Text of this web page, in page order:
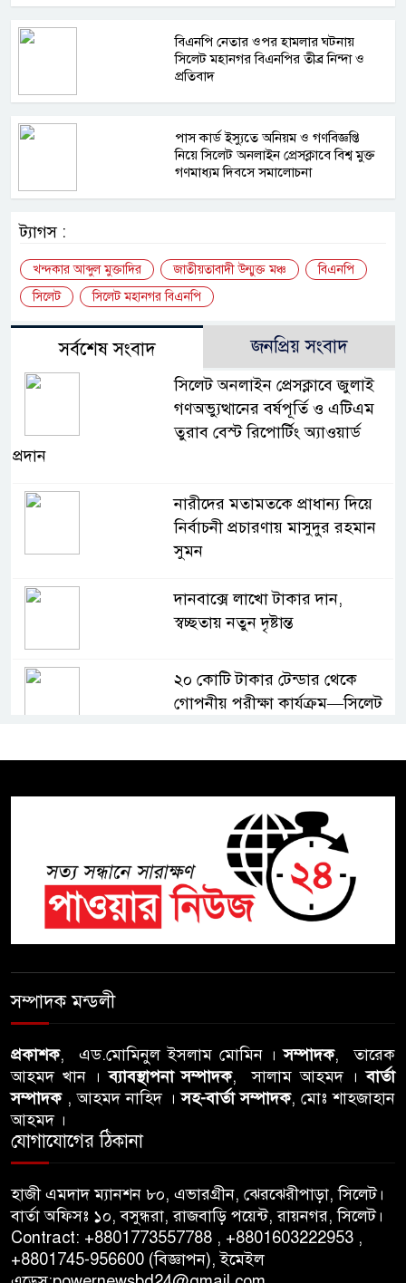
বিএনপি নেতার ওপর হামলার ঘটনায়
সিলেট মহানগর বিএনপির তীব্র নিন্দা ও
প্রতিবাদ
পাস কার্ড ইস্যুতে অনিয়ম ও গণবিজ্ঞপ্তি
নিয়ে সিলেট অনলাইন প্রেসক্লাবে বিশ্ব মুক্ত
গণমাধ্যম দিবসে সমালোচনা
ট্যাগস :
খন্দকার আব্দুল মুক্তাদির জাতীয়তাবাদী উন্মুক্ত মঞ্চ
বিএনপি
সিলেট
সিলেট মহানগর বিএনপি
সর্বশেষ সংবাদ জনপ্রিয় সংবাদ
সিলেট অনলাইন প্রেসক্লাবে জুলাই
গণঅভ্যুত্থানের বর্ষপূর্তি ও এটিএম
তুরাব বেস্ট রিপোর্টিং অ্যাওয়ার্ড
প্রদান
নারীদের মতামতকে প্রাধান্য দিয়ে
নির্বাচনী প্রচারণায় মাসুদুর রহমান
সুমন
দানবাক্সে লাখো টাকার দান,
স্বচ্ছতায় নতুন দৃষ্টান্ত
২০ কোটি টাকার টেন্ডার থেকে
গোপনীয় পরীক্ষা কার্যক্রম—সিলেট
সিলেটে চিকিৎসকের কিশোর ছেলের
ঝুলন্ত মরদেহ উদ্ধার
শতাব্দী রায়ের বাড়িতে বিদ্রোহীদের
বৈঠক, পশ্চিমবঙ্গে তৃনমূলে ভাঙনের
ইঙ্গিত !
বিএনপি নেতার ওপর হামলার
আবু তালহা চৌধুরী দ্বিতীয় বারের
মত টাওয়ার হ‍্যামলেটস কাউন্সিলের
গণবিজ্ঞপ্তি নিয়ে সিলেট অনলাইন
প্রেসক্লাবে বিশ্ব মুক্ত গণমাধ্যম দিবসে
সমালোচনা
সম্পাদক মন্ডলী
প্রকাশক, এড.মোমিনুল ইসলাম মোমিন ।সম্পাদক, তারেক
আহমদ খান ।ব্যাবস্থাপনা সম্পাদক, সালাম আহমদ ।বার্তা
সম্পাদক, আহমদ নাহিদ ।সহ-বার্তা সম্পাদক, মোঃ শাহজাহান
আহমদ ।
যোগাযোগের ঠিকানা
হাজী এমদাদ ম্যানশন ৮০, এভারগ্রীন, ঝেরঝেরীপাড়া, সিলেট।
বার্তা অফিসঃ ১০, বসুন্ধরা, রাজবাড়ি পয়েন্ট, রায়নগর, সিলেট।
Contract: +8801773557788 , +8801603222953 ,
+8801745-956600 (বিজ্ঞাপন), ইমেইল